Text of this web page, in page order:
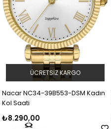
Nacar NC34-39B553-DSM Kadın
Kol Saati
₺8.290,00
ÜCRETSIZ KARGO